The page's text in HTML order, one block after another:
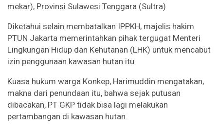
mekar), Provinsi Sulawesi Tenggara (Sultra).
Diketahui selain membatalkan IPPKH, majelis hakim
PTUN Jakarta memerintahkan pihak tergugat Menteri
Lingkungan Hidup dan Kehutanan (LHK) untuk mencabut
izin penggunaan kawasan hutan itu.
Kuasa hukum warga Konkep, Harimuddin mengatakan,
makna dari penundaan itu, bahwa sejak putusan
dibacakan, PT GKP tidak bisa lagi melakukan
pertambangan di kawasan hutan.